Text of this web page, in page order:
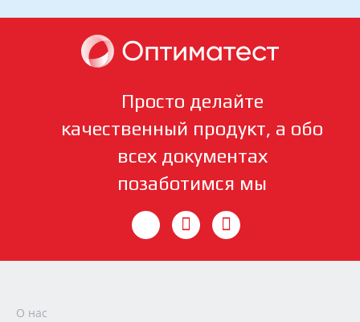
Просто делайте
качественный продукт, а обо
всех документах
позаботимся мы
О нас